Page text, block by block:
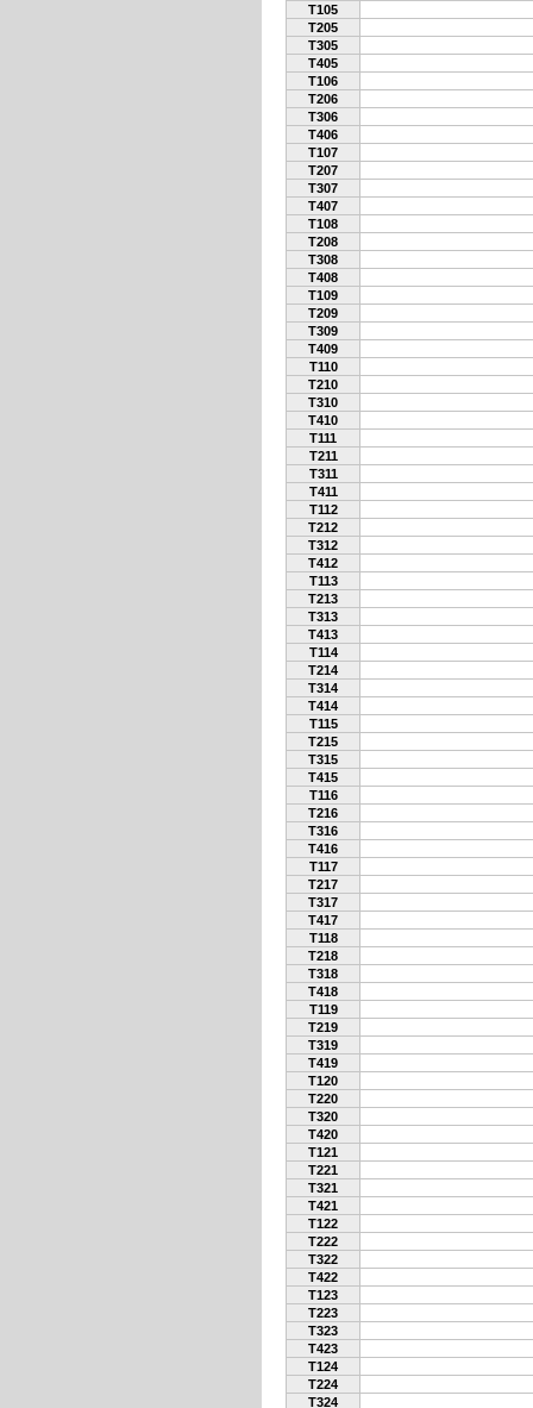
T105
T205
T305
T405
T106
T206
T306
T406
T107
T207
T307
T407
T108
T208
T308
T408
T109
T209
T309
T409
T110
T210
T310
T410
T111
T211
T311
T411
T112
T212
T312
T412
T113
T213
T313
T413
T114
T214
T314
T414
T115
T215
T315
T415
T116
T216
T316
T416
T117
T217
T317
T417
T118
T218
T318
T418
T119
T219
T319
T419
T120
T220
T320
T420
T121
T221
T321
T421
T122
T222
T322
T422
T123
T223
T323
T423
T124
T224
T324